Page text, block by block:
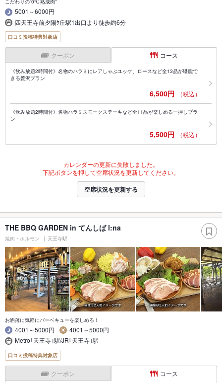
こだわりの“0℃熟成肉”
5001～6000円
四天王寺前夕陽ｹ丘駅1出口より徒歩約6分
口コミ投稿特典対象店
クーポン コース
《飲み放題2時間付》名物のハラミにレアしゃぶユッケ、ロースなど全13品が堪能で
きる贅沢プラン
6,500円 （税込）
《飲み放題2時間付》名物ハラミスモークステーキなど全11品が楽しめる一押しプラ
ン
5,500円 （税込）
カレンダーの更新に失敗しました。
下記ボタンを押して空席状況を更新してください。
空席状況を更新する
THE BBQ GARDEN in てんしば l:na
焼肉・ホルモン 天王寺駅
お洒落に気軽にバーベキューを楽しめる！
4001～5000円
4001～5000円
Metro｢天王寺｣駅/JR｢天王寺｣駅
口コミ投稿特典対象店
クーポン コース